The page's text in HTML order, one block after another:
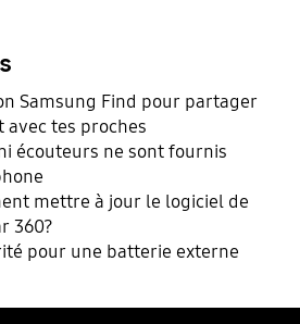
Samsung Find pour partager
tes proches
écouteurs ne sont fournis
mettre à jour le logiciel de
360?
pour une batterie externe